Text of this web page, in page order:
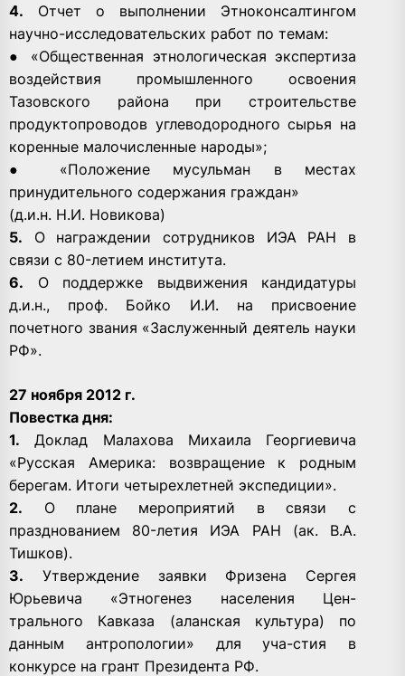
4. Отчет о выполнении Этноконсалтингом
научно-исследовательских работ по темам:
● «Общественная этнологическая экспертиза
воздействия промышленного освоения
Тазовского района при строительстве
продуктопроводов углеводородного сырья на
коренные малочисленные народы»;
● «Положение мусульман в местах
принудительного содержания граждан»
(д.и.н. Н.И. Новикова)
5. О награждении сотрудников ИЭА РАН в
связи с 80-летием института.
6. О поддержке выдвижения кандидатуры
д.и.н., проф. Бойко И.И. на присвоение
почетного звания «Заслуженный деятель науки
РФ».
27 ноября 2012 г.
Повестка дня:
1. Доклад Малахова Михаила Георгиевича
«Русская Америка: возвращение к родным
берегам. Итоги четырехлетней экспедиции».
2. О плане мероприятий в связи с
празднованием 80-летия ИЭА РАН (ак. В.А.
Тишков).
3. Утверждение заявки Фризена Сергея
Юрьевича «Этногенез населения Цен-
трального Кавказа (аланская культура) по
данным антропологии» для уча-стия в
конкурсе на грант Президента РФ.